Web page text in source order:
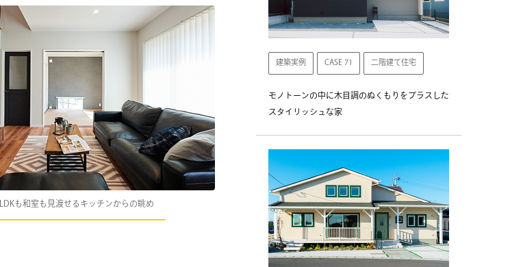
LDKも和室も見渡せるキッチンからの眺め
建築実例 CASE 71 二階建て住宅
モノトーンの中に木目調のぬくもりをプラスした
スタイリッシュな家